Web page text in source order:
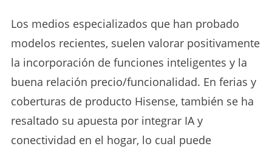
Los medios especializados que han probado
modelos recientes, suelen valorar positivamente
la incorporación de funciones inteligentes y la
buena relación precio/funcionalidad. En ferias y
coberturas de producto Hisense, también se ha
resaltado su apuesta por integrar IA y
conectividad en el hogar, lo cual puede